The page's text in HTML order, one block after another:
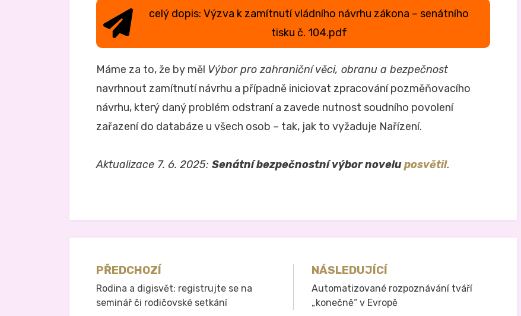
celý dopis: Výzva k zamítnutí vládního návrhu zákona – senátního
tisku č. 104.pdf
Máme za to, že by měl Výbor pro zahraniční věci, obranu a bezpečnost
navrhnout zamítnutí návrhu a případně iniciovat zpracování pozměňovacího
návrhu, který daný problém odstraní a zavede nutnost soudního povolení
zařazení do databáze u všech osob – tak, jak to vyžaduje Nařízení.
Aktualizace 7. 6. 2025: Senátní bezpečnostní výbor noveluposvětil.
Navigace
pro
PŘEDCHOZÍ
Rodina a digisvět: registrujte se na
seminář či rodičovské setkání
NÁSLEDUJÍCÍ
Automatizované rozpoznávání tváří
„konečně“ v Evropě